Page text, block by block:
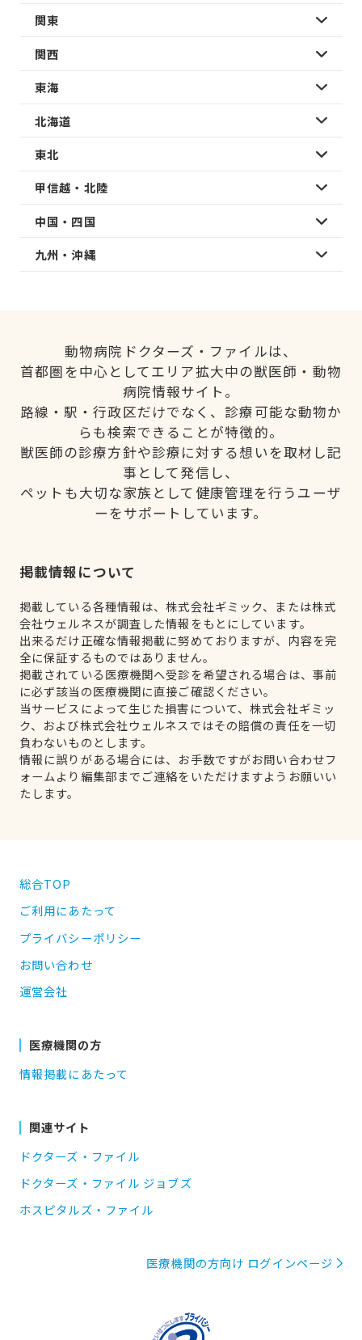
関東
関西
東海
北海道
東北
甲信越・北陸
中国・四国
九州・沖縄
動物病院ドクターズ・ファイルは、
首都圏を中心としてエリア拡大中の獣医師・動物
病院情報サイト。
路線・駅・行政区だけでなく、診療可能な動物か
らも検索できることが特徴的。
獣医師の診療方針や診療に対する想いを取材し記
事として発信し、
ペットも大切な家族として健康管理を行うユーザ
ーをサポートしています。
掲載情報について
掲載している各種情報は、株式会社ギミック、または株式
会社ウェルネスが調査した情報をもとにしています。
出来るだけ正確な情報掲載に努めておりますが、内容を完
全に保証するものではありません。
掲載されている医療機関へ受診を希望される場合は、事前
に必ず該当の医療機関に直接ご確認ください。
当サービスによって生じた損害について、株式会社ギミッ
ク、および株式会社ウェルネスではその賠償の責任を一切
負わないものとします。
情報に誤りがある場合には、お手数ですがお問い合わせフ
ォームより編集部までご連絡をいただけますようお願いい
たします。
総合TOP
ご利用にあたって
プライバシーポリシー
お問い合わせ
運営会社
医療機関の方
情報掲載にあたって
関連サイト
ドクターズ・ファイル
ドクターズ・ファイル ジョブズ
ホスピタルズ・ファイル
医療機関の方向け ログインページ